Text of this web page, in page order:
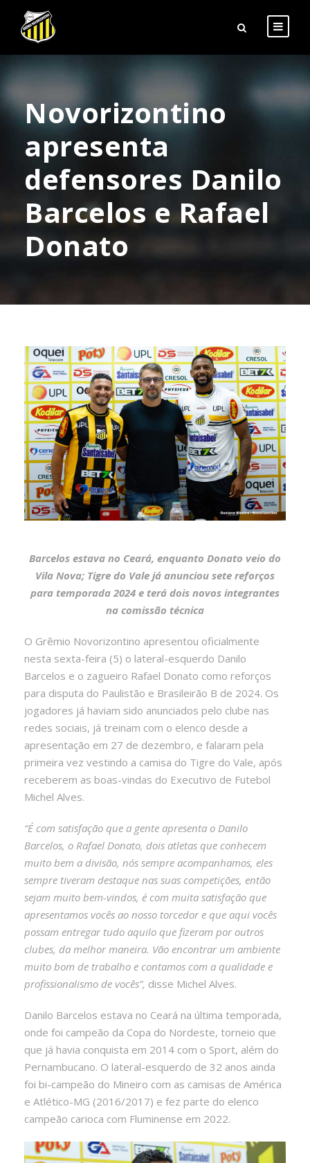
Novorizontino
apresenta
defensores Danilo
Barcelos e Rafael
Donato
Barcelos estava no Ceará, enquanto Donato veio do
Vila Nova; Tigre do Vale já anunciou sete reforços
para temporada 2024 e terá dois novos integrantes
na comissão técnica
O Grêmio Novorizontino apresentou oficialmente
nesta sexta-feira (5) o lateral-esquerdo Danilo
Barcelos e o zagueiro Rafael Donato como reforços
para disputa do Paulistão e Brasileirão B de 2024. Os
jogadores já haviam sido anunciados pelo clube nas
redes sociais, já treinam com o elenco desde a
apresentação em 27 de dezembro, e falaram pela
primeira vez vestindo a camisa do Tigre do Vale, após
receberem as boas-vindas do Executivo de Futebol
Michel Alves.
“É com satisfação que a gente apresenta o Danilo
Barcelos, o Rafael Donato, dois atletas que conhecem
muito bem a divisão, nós sempre acompanhamos, eles
sempre tiveram destaque nas suas competições, então
sejam muito bem-vindos, é com muita satisfação que
apresentamos vocês ao nosso torcedor e que aqui vocês
possam entregar tudo aquilo que fizeram por outros
clubes, da melhor maneira. Vão encontrar um ambiente
muito bom de trabalho e contamos com a qualidade e
profissionalismo de vocês”, disse Michel Alves.
Danilo Barcelos estava no Ceará na última temporada,
onde foi campeão da Copa do Nordeste, torneio que
que já havia conquista em 2014 com o Sport, além do
Pernambucano. O lateral-esquerdo de 32 anos ainda
foi bi-campeão do Mineiro com as camisas de América
e Atlético-MG (2016/2017) e fez parte do elenco
campeão carioca com Fluminense em 2022.